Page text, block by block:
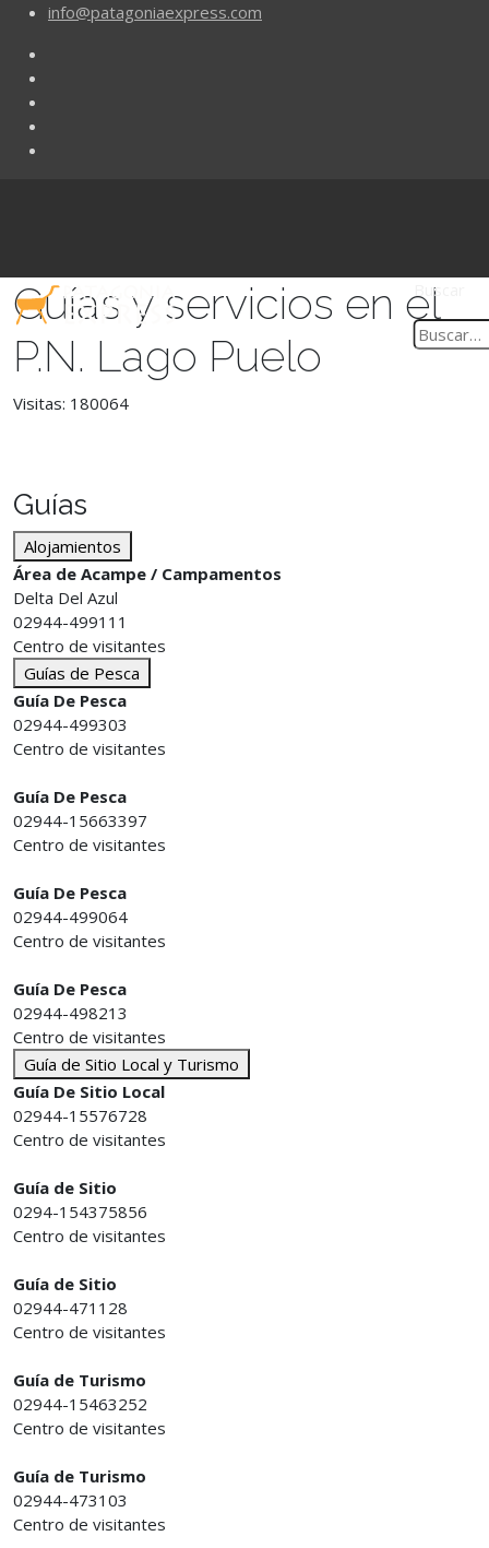
info@patagoniaexpress.com
Buscar
Guías y servicios en el
P.N. Lago Puelo
Visitas: 180064
Guías
Alojamientos
Área de Acampe / Campamentos
Delta Del Azul
02944-499111
Centro de visitantes
Guías de Pesca
Guía De Pesca
02944-499303
Centro de visitantes
Guía De Pesca
02944-15663397
Centro de visitantes
Guía De Pesca
02944-499064
Centro de visitantes
Guía De Pesca
02944-498213
Centro de visitantes
Guía de Sitio Local y Turismo
Guía De Sitio Local
02944-15576728
Centro de visitantes
Guía de Sitio
0294-154375856
Centro de visitantes
Guía de Sitio
02944-471128
Centro de visitantes
Guía de Turismo
02944-15463252
Centro de visitantes
Guía de Turismo
02944-473103
Centro de visitantes